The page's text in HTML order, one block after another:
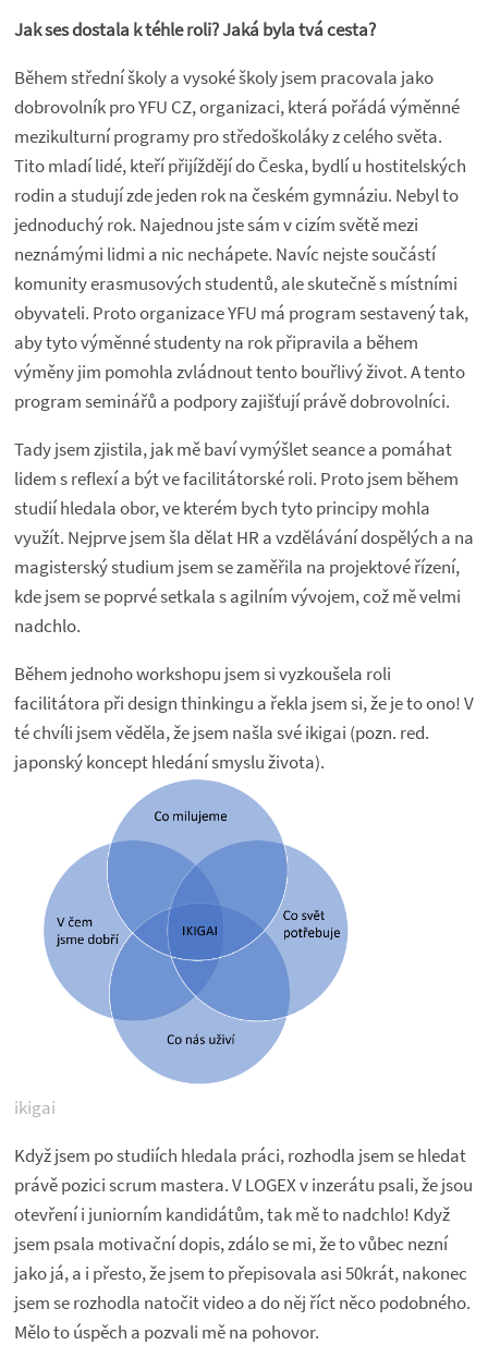
Jak ses dostala k téhle roli? Jaká byla tvá cesta?
Během střední školy a vysoké školy jsem pracovala jako
dobrovolník pro YFU CZ, organizaci, která pořádá výměnné
mezikulturní programy pro středoškoláky z celého světa.
Tito mladí lidé, kteří přijíždějí do Česka, bydlí u hostitelských
rodin a studují zde jeden rok na českém gymnáziu. Nebyl to
jednoduchý rok. Najednou jste sám v cizím světě mezi
neznámými lidmi a nic nechápete. Navíc nejste součástí
komunity erasmusových studentů, ale skutečně s místními
obyvateli. Proto organizace YFU má program sestavený tak,
aby tyto výměnné studenty na rok připravila a během
výměny jim pomohla zvládnout tento bouřlivý život. A tento
program seminářů a podpory zajišťují právě dobrovolníci.
Tady jsem zjistila, jak mě baví vymýšlet seance a pomáhat
lidem s reflexí a být ve facilitátorské roli. Proto jsem během
studií hledala obor, ve kterém bych tyto principy mohla
využít. Nejprve jsem šla dělat HR a vzdělávání dospělých a na
magisterský studium jsem se zaměřila na projektové řízení,
kde jsem se poprvé setkala s agilním vývojem, což mě velmi
nadchlo.
Během jednoho workshopu jsem si vyzkoušela roli
facilitátora při design thinkingu a řekla jsem si, že je to ono! V
té chvíli jsem věděla, že jsem našla své ikigai (pozn. red.
japonský koncept hledání smyslu života).
ikigai
Když jsem po studiích hledala práci, rozhodla jsem se hledat
právě pozici scrum mastera. V LOGEX v inzerátu psali, že jsou
otevření i juniorním kandidátům, tak mě to nadchlo! Když
jsem psala motivační dopis, zdálo se mi, že to vůbec nezní
jako já, a i přesto, že jsem to přepisovala asi 50krát, nakonec
jsem se rozhodla natočit video a do něj říct něco podobného.
Mělo to úspěch a pozvali mě na pohovor.